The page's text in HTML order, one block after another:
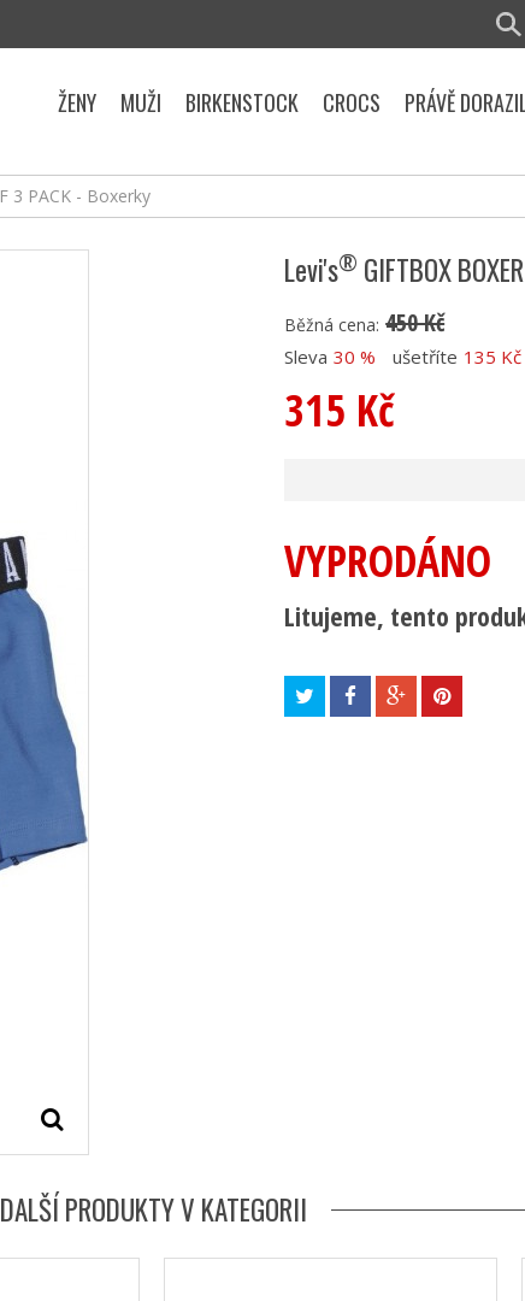
3 PACK - Boxerky
Levi's® GIFTBOX
Běžná cena: 450 Kč
Sleva 30 % ušetříte 135 Kč
315 Kč
VYPRODÁNO
Litujeme, tento
DALŠÍ PRODUKTY V KATEGORII
ŽENY MUŽI BIRKENSTOCK CROCS PRÁVĚ